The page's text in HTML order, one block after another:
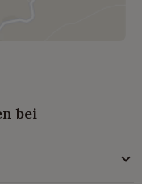
bei